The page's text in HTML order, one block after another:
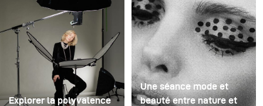
créé une structure rotative à plusieurs niveaux capable
de retenir le liquide avant de le libérer.
Explorer la polyvalence
Une séance mode et
beauté entre nature et